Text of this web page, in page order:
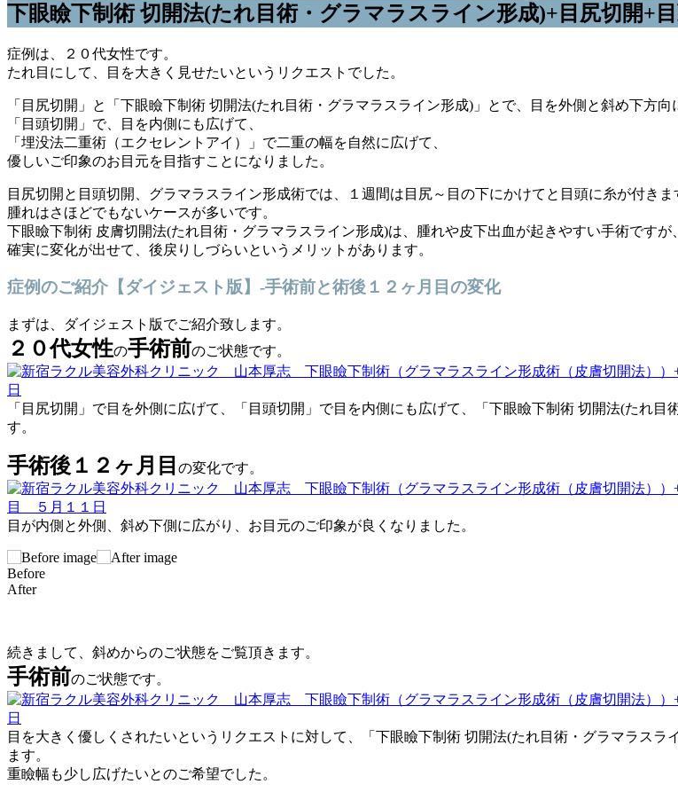
下眼瞼下制術 切開法(たれ目術・グラマラスライン形成)+目尻切開+
症例は、２０代女性です。
たれ目にして、目を大きく見せたいというリクエストでした。
「目尻切開」と「下眼瞼下制術 切開法(たれ目術・グラマラスライン形成)」とで、目を外側と斜め下方向
「目頭切開」で、目を内側にも広げて、
「埋没法二重術（エクセレントアイ）」で二重の幅を自然に広げて、
優しいご印象のお目元を目指すことになりました。
目尻切開と目頭切開、グラマラスライン形成術では、１週間は目尻～目の下にかけてと目頭に糸が付きま
腫れはさほどでもないケースが多いです。
下眼瞼下制術 皮膚切開法(たれ目術・グラマラスライン形成)は、腫れや皮下出血が起きやすい手術ですが、
確実に変化が出せて、後戻りしづらいというメリットがあります。
症例のご紹介【ダイジェスト版】-手術前と術後１２ヶ月目の変化
まずは、ダイジェスト版でご紹介致します。
２０代女性の手術前のご状態です。
「目尻切開」で目を外側に広げて、「目頭切開」で目を内側にも広げて、「下眼瞼下制術 切開法(たれ
す。
手術後１２ヶ月目 の変化です。
目が内側と外側、斜め下側に広がり、お目元のご印象が良くなりました。
Before
After
続きまして、斜めからのご状態をご覧頂きます。
手術前のご状態です。
目を大きく優しくされたいというリクエストに対して、「下眼瞼下制術 切開法(たれ目術・グラマラス
ます。
重瞼幅も少し広げたいとのご希望でした。